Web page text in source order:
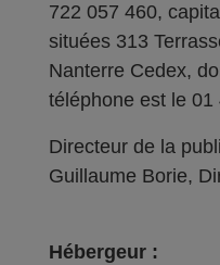
722 057 460,
situées 313
Nanterre Cedex,
téléphone est le 01
Directeur de la
Guillaume Borie,
Hébergeur :